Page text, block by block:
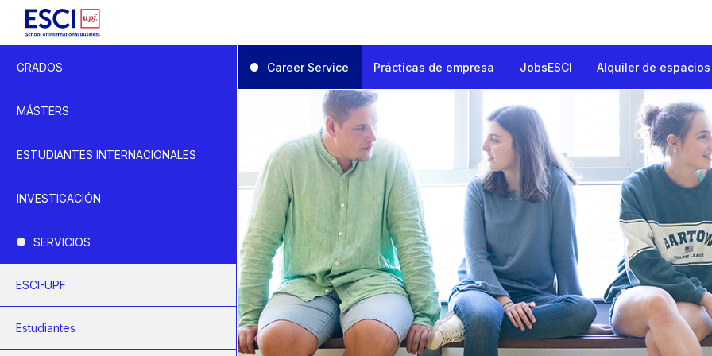
GRADOS
MÁSTERS
ESTUDIANTES INTERNACIONALES
INVESTIGACIÓN
SERVICIOS
ESCI-UPF
Estudiantes
Empresa
Career Service
Career Service Prácticas de empresa JobsESCI Alquiler de espacios